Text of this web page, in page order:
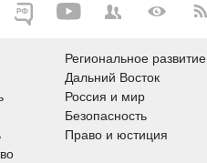
Региональное развитие
Дальний Восток
Россия и мир
Безопасность
Право и юстиция